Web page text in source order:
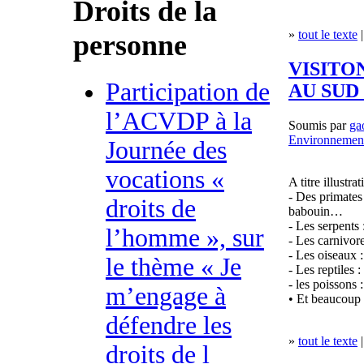
Droits de la
personne
Participation de
l’ACVDP à la
Journée des
vocations «
droits de
l’homme », sur
le thème « Je
m’engage à
défendre les
droits de l
» tout le texte
AU
Soumis par
A titre
- Des
babouin…
- Les
- Les
- Les oiseaux
- Les reptiles
- les
• Et beaucoup
» tout le texte